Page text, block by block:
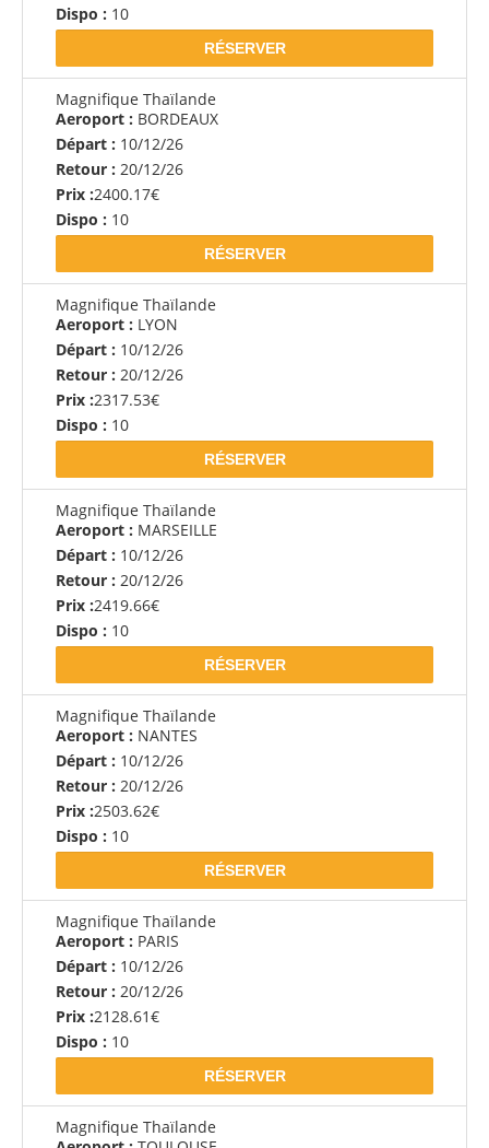
Dispo : 10
RÉSERVER
Magnifique Thaïlande
Aeroport : BORDEAUX
Départ : 10/12/26
Retour : 20/12/26
Prix :2400.17€
Dispo : 10
RÉSERVER
Magnifique Thaïlande
Aeroport : LYON
Départ : 10/12/26
Retour : 20/12/26
Prix :2317.53€
Dispo : 10
RÉSERVER
Magnifique Thaïlande
Aeroport : MARSEILLE
Départ : 10/12/26
Retour : 20/12/26
Prix :2419.66€
Dispo : 10
RÉSERVER
Magnifique Thaïlande
Aeroport : NANTES
Départ : 10/12/26
Retour : 20/12/26
Prix :2503.62€
Dispo : 10
RÉSERVER
Magnifique Thaïlande
Aeroport : PARIS
Départ : 10/12/26
Retour : 20/12/26
Prix :2128.61€
Dispo : 10
RÉSERVER
Magnifique Thaïlande